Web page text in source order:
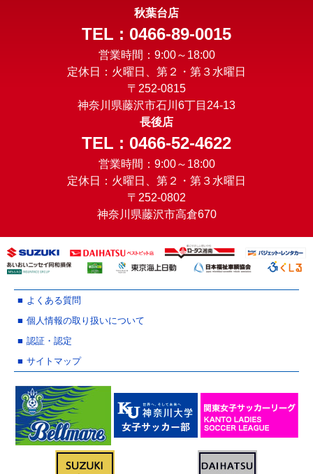
秋葉台店
TEL : 0466-89-0015
営業時間：9:00～18:00
定休日：火曜日、第２・第３水曜日
〒252-0815
神奈川県藤沢市石川6丁目24-13
長後店
TEL : 0466-52-4622
営業時間：9:00～18:00
定休日：火曜日、第２・第３水曜日
〒252-0802
神奈川県藤沢市高倉670
よくある質問
個人情報の取り扱いについて
認証・認定
サイトマップ